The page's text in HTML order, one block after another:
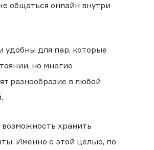
общаться онлайн внутри
удобны для пар, которые
но многие
разнообразие в любой
возможность хранить
Именно с этой целью, по